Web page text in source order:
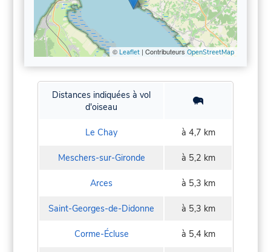
© Leaflet| Contributeurs OpenStreetMap
Distances indiquées à vol
d'oiseau
Le Chay à 4,7 km
Meschers-sur-Gironde à 5,2 km
Arces à 5,3 km
Saint-Georges-de-Didonne à 5,3 km
Corme-Écluse à 5,4 km